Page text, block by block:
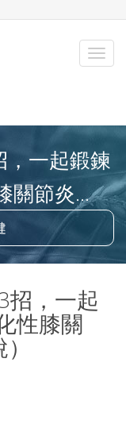
一起鍛鍊
關節炎...
招，一起
性膝關